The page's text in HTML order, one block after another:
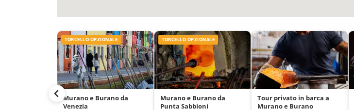
TORCELLO OPZIONALE
Murano e Burano da
Venezia
TORCELLO OPZIONALE
Murano e Burano da
Punta Sabbioni
Tour privato in barca a
Murano e Burano